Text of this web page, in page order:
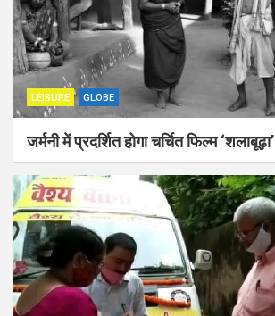
LEISURE GLOBE
जर्मनी में प्रदर्शित होगा चर्चित फिल्म ‘शलाबूढ़ा’